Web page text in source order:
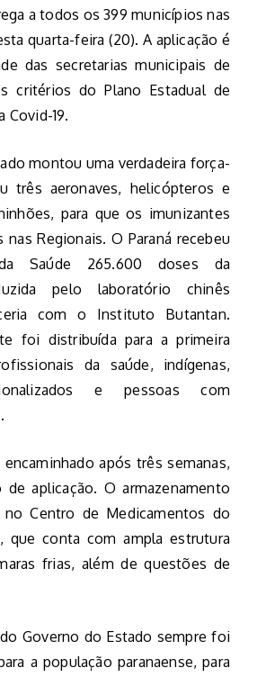
a todos os 399 municípios nas
quarta-feira (20). A aplicação é
das secretarias municipais de
critérios do Plano Estadual de
Covid-19.
montou uma verdadeira força-
três aeronaves, helicópteros e
para que os imunizantes
Regionais. O Paraná recebeu
Saúde 265.600 doses da
pelo laboratório chinês
com o Instituto Butantan.
foi distribuída para a primeira
da saúde, indígenas,
e pessoas com
após três semanas,
aplicação. O armazenamento
Centro de Medicamentos do
que conta com ampla estrutura
frias, além de questões de
Governo do Estado sempre foi
a população paranaense, para